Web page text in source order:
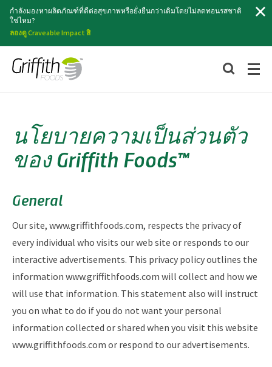
กำลังมองหาผลิตภัณฑ์ที่ดีต่อสุขภาพหรือยั่งยืนกว่าเดิมโดยไม่ลดทอนรสชาติ
ใช่ไหม?
ลองดู Craveable Impact สิ
นโยบายความเป็นส่วนตัว
ของ Griffith Foods™
General
Our site, www.griffithfoods.com, respects the privacy of
every individual who visits our web site or responds to our
interactive advertisements. This privacy policy outlines the
information www.griffithfoods.com will collect and how we
will use that information. This statement also will instruct
you on what to do if you do not want your personal
information collected or shared when you visit this website
www.griffithfoods.com or respond to our advertisements.